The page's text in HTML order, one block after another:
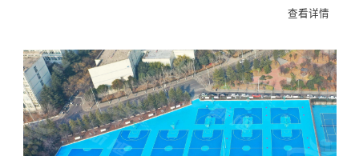
查看详情